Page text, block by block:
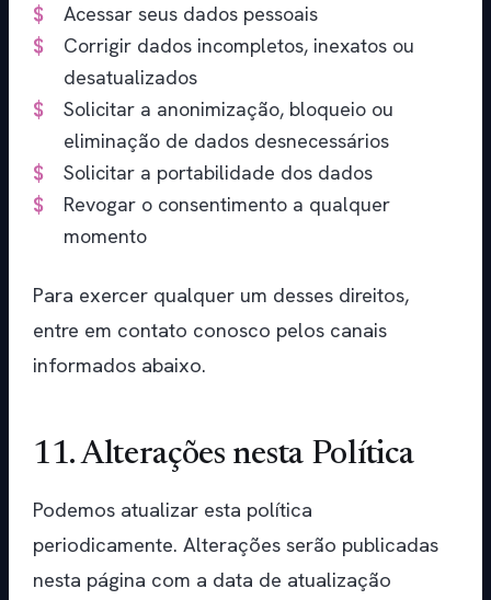
Acessar seus dados pessoais
Corrigir dados incompletos, inexatos ou
desatualizados
Solicitar a anonimização, bloqueio ou
eliminação de dados desnecessários
Solicitar a portabilidade dos dados
Revogar o consentimento a qualquer
momento
Para exercer qualquer um desses direitos,
entre em contato conosco pelos canais
informados abaixo.
11. Alterações nesta Política
Podemos atualizar esta política
periodicamente. Alterações serão publicadas
nesta página com a data de atualização